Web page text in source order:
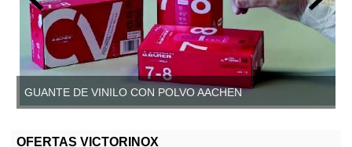
GUANTE DE VINILO CON POLVO AACHEN
GUANTE DE VINILO SIN POLVO, AACHEN
OFERTAS VICTORINOX